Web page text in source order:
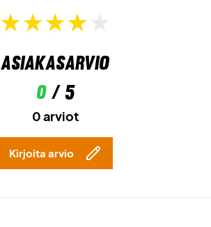
Asiakasarvio
0/ 5
0 arviot
Kirjoita arvio